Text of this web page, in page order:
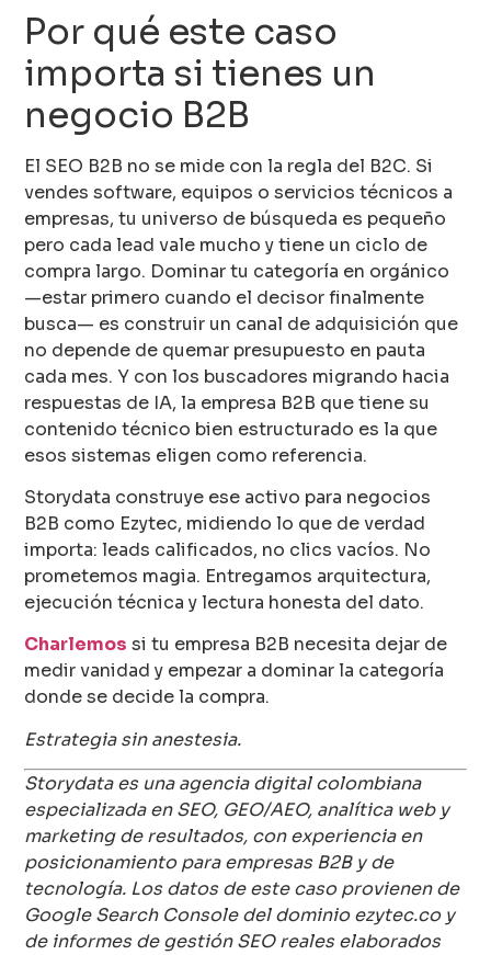
Por qué este caso
importa si tienes un
negocio B2B
El SEO B2B no se mide con la regla del B2C. Si
vendes software, equipos o servicios técnicos a
empresas, tu universo de búsqueda es pequeño
pero cada lead vale mucho y tiene un ciclo de
compra largo. Dominar tu categoría en orgánico
—estar primero cuando el decisor finalmente
busca— es construir un canal de adquisición que
no depende de quemar presupuesto en pauta
cada mes. Y con los buscadores migrando hacia
respuestas de IA, la empresa B2B que tiene su
contenido técnico bien estructurado es la que
esos sistemas eligen como referencia.
Storydata construye ese activo para negocios
B2B como Ezytec, midiendo lo que de verdad
importa: leads calificados, no clics vacíos. No
prometemos magia. Entregamos arquitectura,
ejecución técnica y lectura honesta del dato.
Charlemos si tu empresa B2B necesita dejar de
medir vanidad y empezar a dominar la categoría
donde se decide la compra.
Estrategia sin anestesia.
Storydata es una agencia digital colombiana
especializada en SEO, GEO/AEO, analítica web y
marketing de resultados, con experiencia en
posicionamiento para empresas B2B y de
tecnología. Los datos de este caso provienen de
Google Search Console del dominio ezytec.co y
de informes de gestión SEO reales elaborados